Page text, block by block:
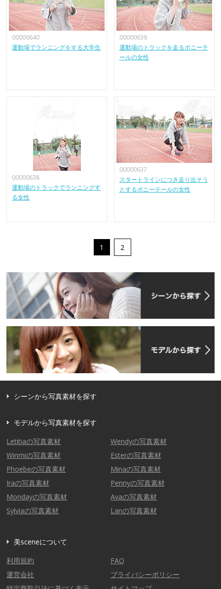
00000640
運動場でランニングをする大学生
00000639
運動場のトラックを走るポニーテ
ールの女性
00000638
運動場のトラックでランニングす
る女性
00000637
スタートラインにつき走り出そう
とするポニーテールの女性
1 2
シーンから写真素材を探す
モデルから写真素材を探す
Letitiaの写真素材
Wendyの写真素材
Winmiの写真素材
Esterの写真素材
Phoebeの写真素材
Minaの写真素材
Iraの写真素材
Pennyの写真素材
Mondayの写真素材
Avaの写真素材
Sylviaの写真素材
Lanの写真素材
美sceneについて
利用規約
FAQ
運営会社
プライバシーポリシー